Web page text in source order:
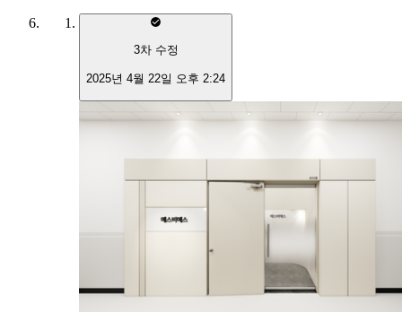
3차 수정
2025년 4월 22일 오후 2:24